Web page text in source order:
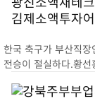
한국 축구가 부산직
전승이 절실하다.황